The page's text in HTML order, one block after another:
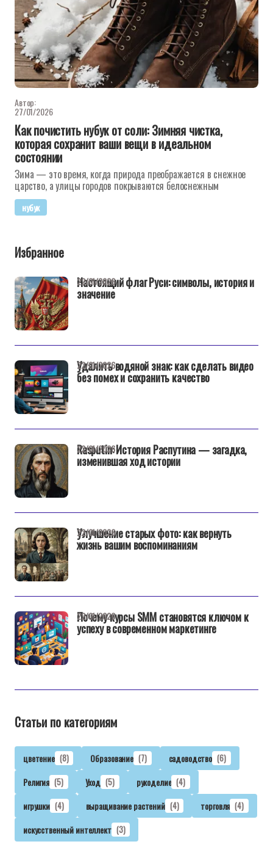
Автор:
27/01/2026
Как почистить нубук от соли: Зимняя чистка,
которая сохранит ваши вещи в идеальном
состоянии
Зима — это время, когда природа преображается в снежное
царство, а улицы городов покрываются белоснежным
нубук
Избранное
Настоящий флаг Руси: символы, история и
значение
22/01/2026
Удалить водяной знак: как сделать видео
без помех и сохранить качество
22/01/2026
Rasputin: История Распутина — загадка,
изменившая ход истории
22/01/2026
Улучшение старых фото: как вернуть
жизнь вашим воспоминаниям
22/01/2026
Почему курсы SMM становятся ключом к
успеху в современном маркетинге
22/01/2026
Статьи по категориям
цветение (8) Образование (7) садоводство (6)
Религия (5) Уход (5) рукоделие (4)
игрушки (4) выращивание растений (4) торговля (4)
искусственный интеллект (3)